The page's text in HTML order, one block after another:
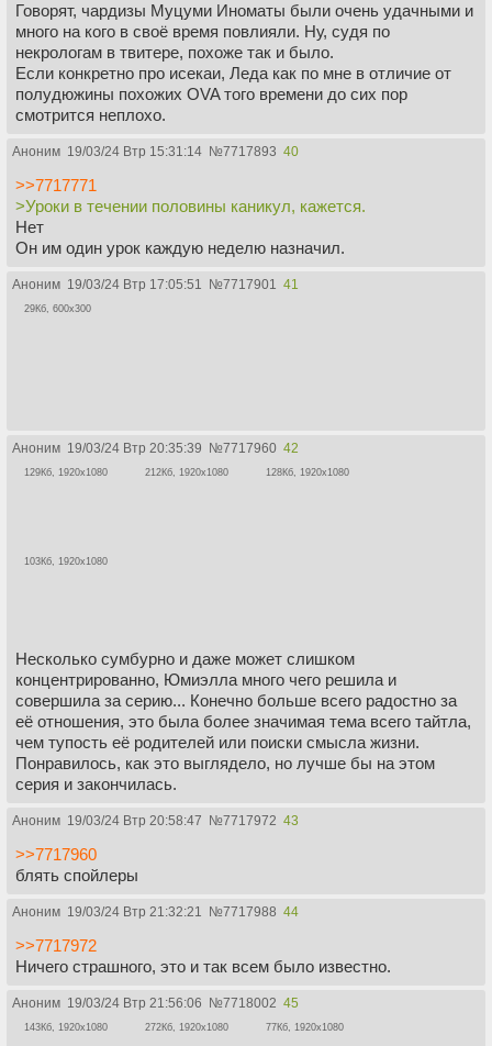
Говорят, чардизы Муцуми Иноматы были очень удачными и
много на кого в своё время повлияли. Ну, судя по
некрологам в твитере, похоже так и было.
Если конкретно про исекаи, Леда как по мне в отличие от
полудюжины похожих OVA того времени до сих пор
смотрится неплохо.
Аноним 19/03/24 Втр 15:31:14 №7717893 40
>>7717771
>Уроки в течении половины каникул, кажется.
Нет
Он им один урок каждую неделю назначил.
Аноним 19/03/24 Втр 17:05:51 №7717901 41
29Кб, 600x300
Аноним 19/03/24 Втр 20:35:39 №7717960 42
129Кб, 1920x1080 212Кб, 1920x1080 128Кб, 1920x1080
103Кб, 1920x1080
Несколько сумбурно и даже может слишком
концентрированно, Юмиэлла много чего решила и
совершила за серию... Конечно больше всего радостно за
её отношения, это была более значимая тема всего тайтла,
чем тупость её родителей или поиски смысла жизни.
Понравилось, как это выглядело, но лучше бы на этом
серия и закончилась.
Аноним 19/03/24 Втр 20:58:47 №7717972 43
>>7717960
блять спойлеры
Аноним 19/03/24 Втр 21:32:21 №7717988 44
>>7717972
Ничего страшного, это и так всем было известно.
Аноним 19/03/24 Втр 21:56:06 №7718002 45
143Кб, 1920x1080 272Кб, 1920x1080 77Кб, 1920x1080